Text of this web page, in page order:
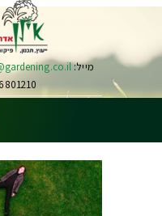
מייל:
6801210